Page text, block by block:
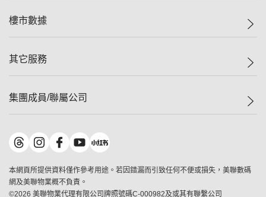
減價
美聯豪宅
獨家樓盤
租盤
自助放盤
查詢熱線
按揭計算機
負擔能力計算機
轉按計算機
繳款方式
樓市數據
樓價指數
歷史成交
屋苑成交排行榜
地區百科
其它服務
屋苑專頁
美聯精英會
美善會
地產代理管理協會
集團成員/聯屬公司
美聯物業
鋑聯控股*
美聯工商舖*
美聯中國
本網頁所提供資料僅作參考用途。若因錯漏而引致任何不便或損失，美聯數碼
網及美聯物業概不負責。
©2026 美聯物業代理有限公司牌照號碼C-000982及或其有聯繫公司